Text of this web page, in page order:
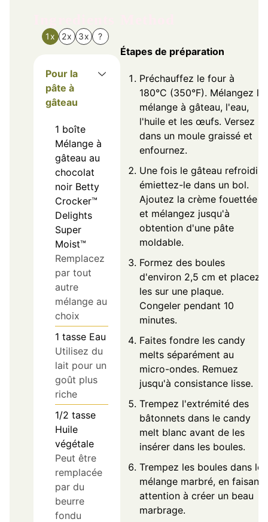
1x 2x 3x ?
Pour la
pâte à
gâteau
1 boîte
Mélange à
gâteau au
chocolat
noir Betty
Crocker™
Delights
Super
Moist™
Remplacez
par tout
autre
mélange au
choix
1 tasse Eau
Utilisez du
lait pour un
goût plus
riche
1/2 tasse
Huile
végétale
Peut être
remplacée
par du
beurre
fondu
Étapes de préparation
Préchauffez le four à
180°C (350°F). Mélangez le
mélange à gâteau, l'eau,
l'huile et les œufs. Versez
dans un moule graissé et
enfournez.
Une fois le gâteau refroidi,
émiettez-le dans un bol.
Ajoutez la crème fouettée
et mélangez jusqu'à
obtention d'une pâte
moldable.
Formez des boules
d'environ 2,5 cm et placez-
les sur une plaque.
Congeler pendant 10
minutes.
Faites fondre les candy
melts séparément au
micro-ondes. Remuez
jusqu'à consistance lisse.
Trempez l'extrémité des
bâtonnets dans le candy
melt blanc avant de les
insérer dans les boules.
Trempez les boules dans le
mélange marbré, en faisant
attention à créer un beau
marbrage.